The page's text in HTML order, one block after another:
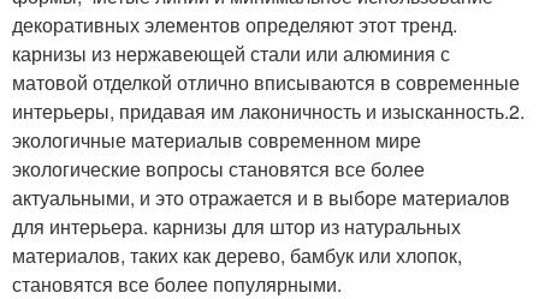
декоративных элементов определяют этот тренд.
карнизы из нержавеющей стали или алюминия с
матовой отделкой отлично вписываются в современные
интерьеры, придавая им лаконичность и изысканность.2.
экологичные материалыв современном мире
экологические вопросы становятся все более
актуальными, и это отражается и в выборе материалов
для интерьера. карнизы для штор из натуральных
материалов, таких как дерево, бамбук или хлопок,
становятся все более популярными.